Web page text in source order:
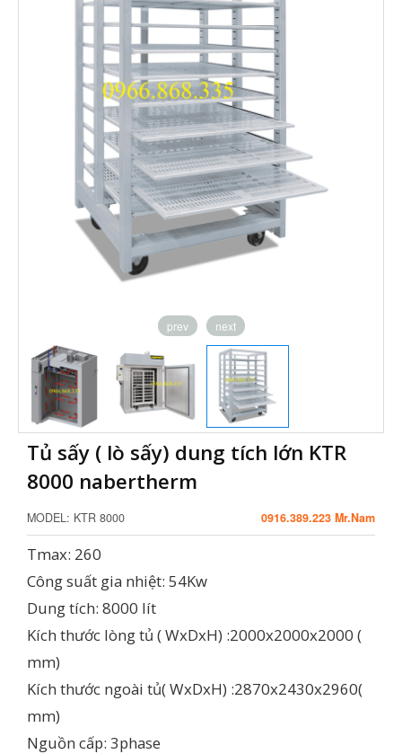
prev next
Tủ sấy ( lò sấy) dung tích lớn KTR
8000 nabertherm
MODEL: KTR 8000 0916.389.223 Mr.Nam
Tmax: 260
Công suất gia nhiệt: 54Kw
Dung tích: 8000 lít
Kích thước lòng tủ ( WxDxH) :2000x2000x2000 (
mm)
Kích thước ngoài tủ( WxDxH) :2870x2430x2960(
mm)
Nguồn cấp: 3phase